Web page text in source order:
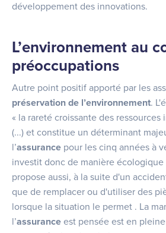
développement des innovations.
L’environnement au
préoccupations
Autre point positif apporté par les
préservation de l’environnement.
« la rareté croissante des ressources
(...) et constitue un déterminant
l’assurance pour les cinq années à
investit donc de manière écologique
propose aussi, à la suite d'un
que de remplacer ou d'utiliser des
lorsque la situation le permet . La
l’assurance est pensée est en